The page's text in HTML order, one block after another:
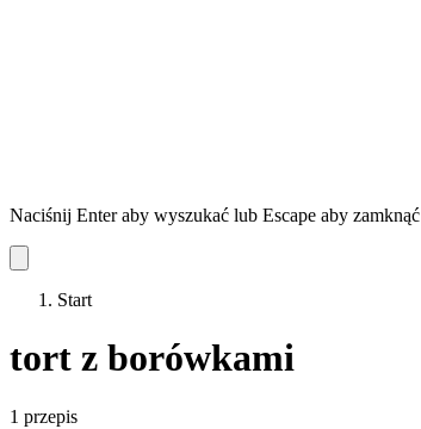
Naciśnij Enter aby wyszukać lub Escape aby zamknąć
Start
tort z borówkami
1 przepis